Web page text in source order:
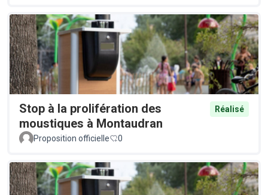
Stop à la prolifération des
moustiques à Montaudran
Réalisé
Proposition officielle 0